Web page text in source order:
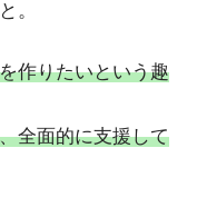
。
作りたいという趣
全面的に支援して